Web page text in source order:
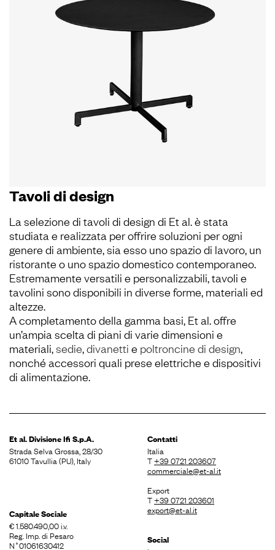
web
Tavoli di design
La selezione di tavoli di design di Et al. è stata
studiata e realizzata per offrire soluzioni per ogni
genere di ambiente, sia esso uno spazio di lavoro, un
ristorante o uno spazio domestico contemporaneo.
Estremamente versatili e personalizzabili, tavoli e
tavolini sono disponibili in diverse forme, materiali ed
altezze.
A completamento della gamma basi, Et al. offre
un’ampia scelta di piani di varie dimensioni e
materiali,sedie,divanetti e poltroncine di design,
nonché accessori quali prese elettriche e dispositivi
di alimentazione.
Et al. DivisioneIfi S.p.A.
Strada Selva Grossa, 28/30
61010 Tavullia (PU), Italy
Capitale Sociale
€ 1.580.490,00 i.v.
Reg. Imp. di Pesaro
N˚01061630412
Contatti
Italia
T+39 0721 203607
commerciale@et-al.it
Export
T+39 0721 203601
export@et-al.it
Social